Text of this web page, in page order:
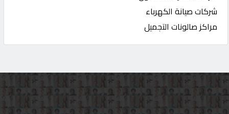
شركات صيانة الكهرباء
مراكز صالونات التجميل